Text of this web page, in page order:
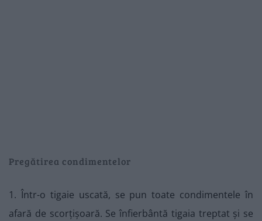
Pregătirea condimentelor
1. Într-o tigaie uscată, se pun toate condimentele în
afară de scorțișoară. Se înfierbântă tigaia treptat și se